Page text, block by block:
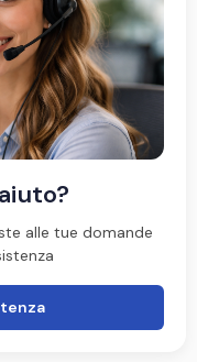
alle tue domande